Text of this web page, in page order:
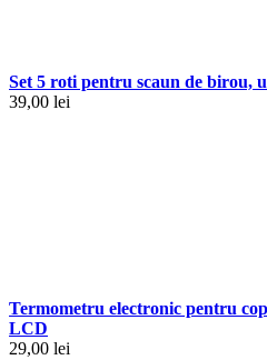
Set 5 roti pentru scaun de birou,
39,00 lei
Termometru electronic pentru
LCD
29,00 lei